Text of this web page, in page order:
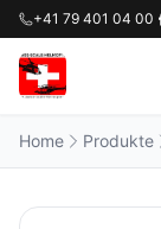
+41 79 401 04 00
Home Produkte